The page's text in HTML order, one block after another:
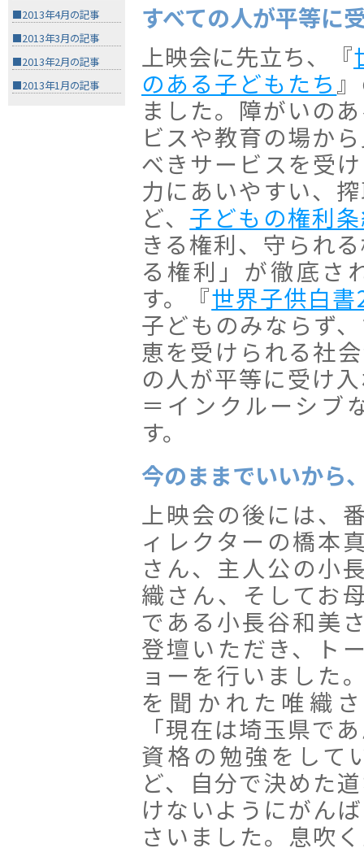
■2013年4月の記事
■2013年3月の記事
■2013年2月の記事
■2013年1月の記事
すべての人が平等に
上映会に先立ち、『
のある子どもたち
ました。障がいの
ビスや教育の場か
べきサービスを受
力にあいやすい、
ど、 子どもの権利
きる権利、守られ
る権利」が徹底さ
す。『世界子供白
子どものみならず
恵を受けられる社
の人が平等に受け
＝インクルーシブ
す。
今のままでいいから
上映会の後には、
ィレクターの橋本
さん、主人公の小
織さん、そしてお
である小長谷和美
登壇いただき、ト
ョーを行いました
を聞かれた唯織
「現在は埼玉県で
資格の勉強をして
ど、自分で決めた
けないようにがん
さいました。息吹